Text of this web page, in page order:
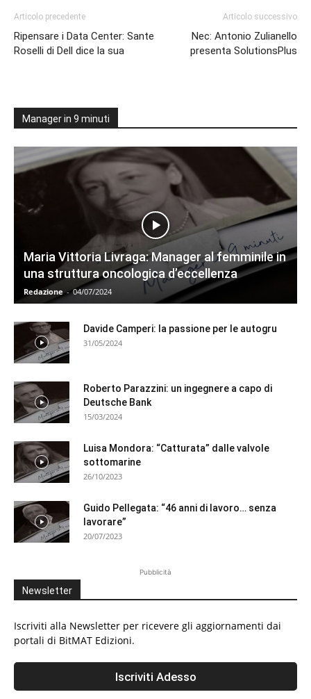
Articolo precedente
Ripensare i Data Center: Sante
Roselli di Dell dice la sua
Articolo successivo
Nec: Antonio Zulianello
presenta SolutionsPlus
Manager in 9 minuti
Maria Vittoria Livraga: Manager al femminile in
una struttura oncologica d’eccellenza
Redazione - 04/07/2024
Davide Camperi: la passione per le autogru
31/05/2024
Roberto Parazzini: un ingegnere a capo di
Deutsche Bank
15/03/2024
Luisa Mondora: “Catturata” dalle valvole
sottomarine
26/10/2023
Guido Pellegata: “46 anni di lavoro… senza
lavorare”
20/07/2023
Pubblicità
Newsletter
Iscriviti alla Newsletter per ricevere gli aggiornamenti dai
portali di BitMAT Edizioni.